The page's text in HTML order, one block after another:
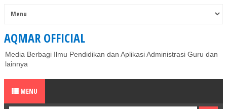
AQMAR OFFICIAL
Media Berbagi Ilmu Pendidikan dan Aplikasi Administrasi Guru dan
lainnya
MENU